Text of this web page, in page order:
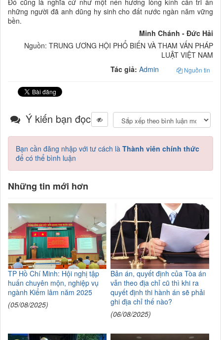
những người đã anh dũng hy sinh cho đất nước ngàn năm vững
bền.
Minh Chánh - Đức Hải
Nguồn: TRUNG ƯƠNG HỘI PHỔ BIẾN VÀ THAM VẤN PHÁP
LUẬT VIỆT NAM
Tác giả: Admin Nguồn tin
Ý kiến bạn đọc
Bạn cần đăng nhập với tư cách là Thành viên chính thức
để có thể bình luận
Những tin mới hơn
TP Hồ Chí Minh: Hội nghị tập
huấn chuyên mộn, nghiệp vụ
ngành Kiểm lâm năm 2025
(05/08/2025)
Bản án, quyết định của Tòa án
vẫn theo địa chỉ cũ thì khi ra
quyết định thi hành án sẽ phải
ghi địa chỉ thế nào?
(06/08/2025)